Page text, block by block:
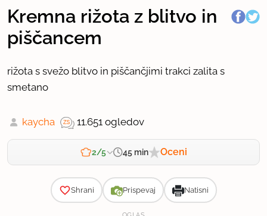
Kremna rižota z blitvo in
piščancem
rižota s svežo blitvo in piščančjimi trakci zalita s
smetano
kaycha 11.651 ogledov
2/5 45 min Oceni
Shrani Prispevaj Natisni